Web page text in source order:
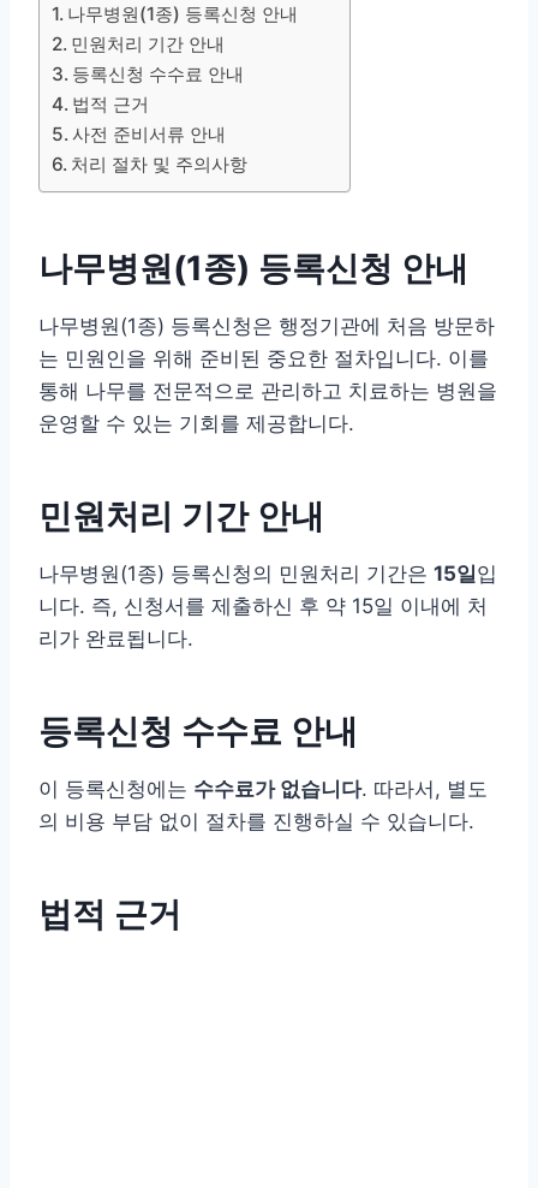
나무병원(1종) 등록신청 안내
민원처리 기간 안내
등록신청 수수료 안내
법적 근거
사전 준비서류 안내
처리 절차 및 주의사항
나무병원(1종) 등록신청 안내
나무병원(1종) 등록신청은 행정기관에 처음 방문하
는 민원인을 위해 준비된 중요한 절차입니다. 이를
통해 나무를 전문적으로 관리하고 치료하는 병원을
운영할 수 있는 기회를 제공합니다.
민원처리 기간 안내
나무병원(1종) 등록신청의 민원처리 기간은 15일입
니다. 즉, 신청서를 제출하신 후 약 15일 이내에 처
리가 완료됩니다.
등록신청 수수료 안내
이 등록신청에는 수수료가 없습니다. 따라서, 별도
의 비용 부담 없이 절차를 진행하실 수 있습니다.
법적 근거